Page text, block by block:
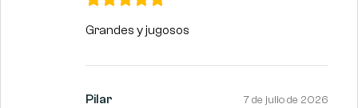
Grandes y jugosos
Pilar 7 de julio de 2026